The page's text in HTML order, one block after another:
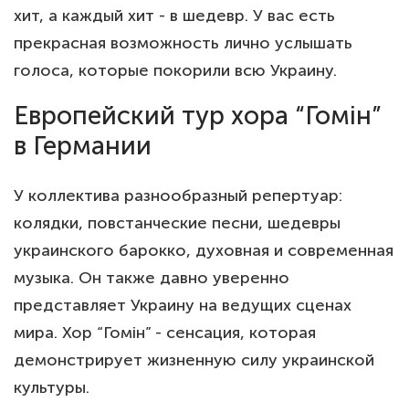
хит, а каждый хит - в шедевр. У вас есть
прекрасная возможность лично услышать
голоса, которые покорили всю Украину.
Европейский тур хора “Гомін”
в Германии
У коллектива разнообразный репертуар:
колядки, повстанческие песни, шедевры
украинского барокко, духовная и современная
музыка. Он также давно уверенно
представляет Украину на ведущих сценах
мира. Хор “Гомін” - сенсация, которая
демонстрирует жизненную силу украинской
культуры.